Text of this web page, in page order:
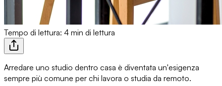
Tempo di lettura: 4 min di lettura
Arredare uno studio dentro casa è diventata un'esigenza
sempre più comune per chi lavora o studia da remoto.